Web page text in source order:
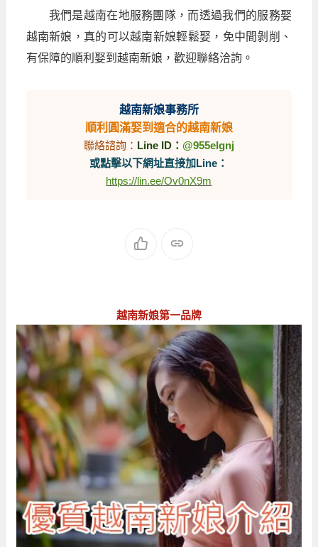
我們是越南在地服務團隊，而透過我們的服務娶
越南新娘，真的可以越南新娘輕鬆娶，免中間剝削、
有保障的順利娶到越南新娘，歡迎聯絡洽詢。
越南新娘事務所
順利圓滿娶到適合的越南新娘
聯絡諮詢： Line ID： @955elgnj
或點擊以下網址直接加Line：
https://lin.ee/Ov0nX9m
越南新娘第一品牌